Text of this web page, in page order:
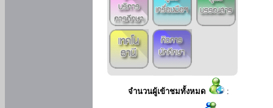
จำนวนผู้เข้าชมทั้งหมด :